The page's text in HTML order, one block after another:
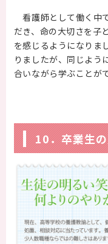
看護師として働く中
だき、命の大切さを子
を感じるようになりま
りましたが、同じよう
合いながら学ぶことが
10．卒業生